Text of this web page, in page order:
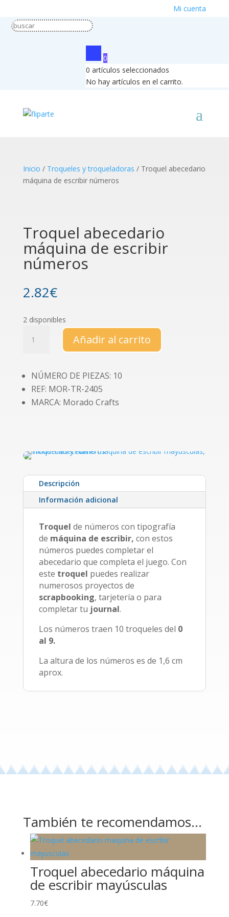
Mi cuenta
0
0 artículos seleccionados
No hay artículos en el carrito.
Inicio / Troqueles y troqueladoras / Troquel abecedario
máquina de escribir números
Troquel abecedario
máquina de escribir
números
2.82€
2 disponibles
abecedario
escribir
números
cantidad
Añadir al carrito
NÚMERO DE PIEZAS: 10
REF: MOR-TR-2405
MARCA: Morado Crafts
Descripción
Información adicional
Troquel de números con tipografía
de máquina de escribir, con estos
números puedes completar el
abecedario que completa el juego. Con
este troquel puedes realizar
numerosos proyectos de
scrapbooking, tarjetería o para
completar tu journal.
Los números traen 10 troqueles del 0
al 9.
La altura de los números es de 1,6 cm
aprox.
También te recomendamos…
Troquel abecedario máquina
de escribir mayúsculas
7.70€